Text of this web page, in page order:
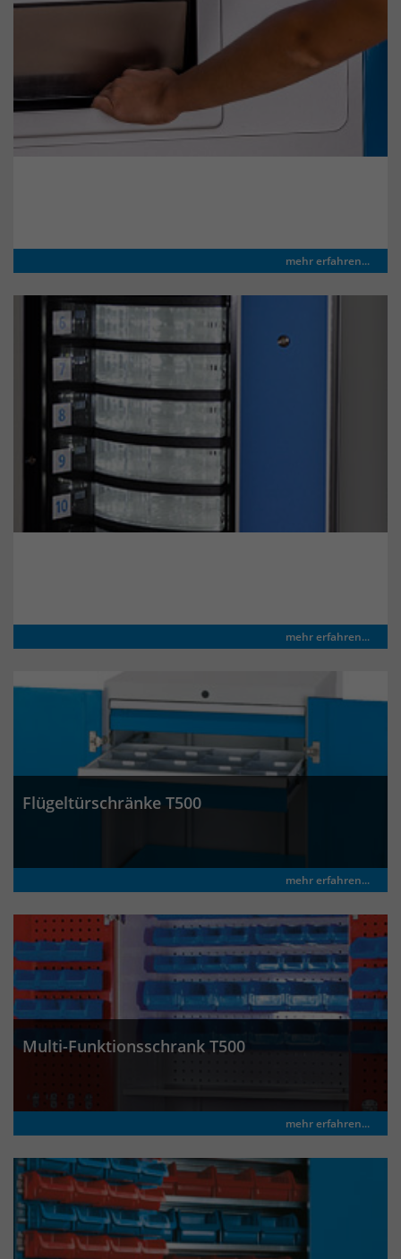
mehr erfahren...
mehr erfahren...
Flügeltürschränke T500
mehr erfahren...
Multi-Funktionsschrank T500
mehr erfahren...
auf unserem Server gespeichert und
sind damit externen Unternehmen
unzugänglich.
_pk_ref
Zweck
instralliert. Das Cookie wird verwendet,
Kampagnendaten zu berechnen und
die Nutzung der Website für den
Analysebericht der Website zu
verfolgen. Die Cookies speichern
Informationen anonym und weisen
eine randoly generierte Nummer zu,
um eindeutige Besucher zu
identifizieren. Die Daten werde lokal
auf unserem Server gespeichert und
sind damit externen Unternehmen
unzugänglich.
Zweck
Session Daten zu speichern
_pk_cvar
Anbieter Matomo
Zweck
Das Cookie wird genutzt um temporär
Name _pk_hsr
Anbieter Matomo
Laufzeit 30 Minuten
Name _pk_testcookie
Anbieter Matomo
Laufzeit wenige Sekunden